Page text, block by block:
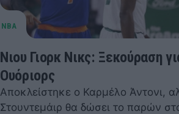
Νιου Γιορκ Νικς: Ξεκούραση
Ουόριορς
Αποκλείστηκε ο Καρμέλο Άντονι,
Στουντεμάιρ θα δώσει το παρών